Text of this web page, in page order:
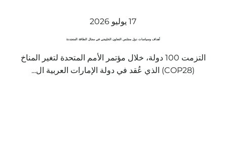
17 يوليو 2026
أهداف وسياسات دول مجلس التعاون الخليجي في مجال الطاقة المتجددة
التزمت 100 دولة، خلال مؤتمر الأمم المتحدة لتغير المناخ
(COP28) الذي عُقد في دولة الإمارات العربية ال...